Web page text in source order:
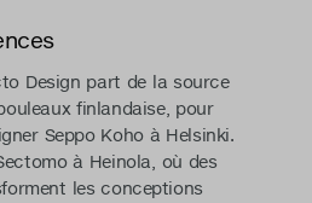
Design part de la source
finlandaise, pour
Seppo Koho à Helsinki.
à Heinola, où des
les conceptions